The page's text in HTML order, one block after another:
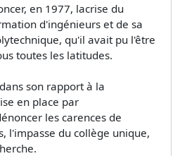
en 1977, lacrise du
d'ingénieurs et de sa
qu'il avait pu l'être
toutes les latitudes.
son rapport à la
en place par
les carences de
l'impasse du collège unique,